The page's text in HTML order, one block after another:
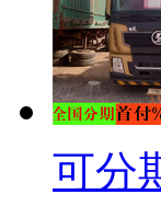
可分